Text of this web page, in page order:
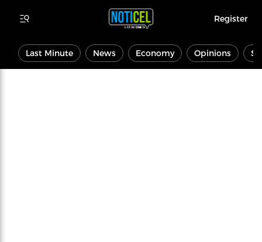
Register
Last Minute News Economy Opinions